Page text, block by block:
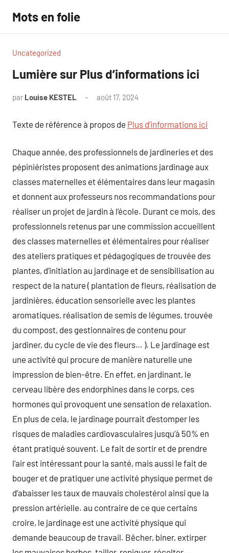
contenu
Mots en folie
Uncategorized
Lumière sur Plus d’informations ici
par Louise KESTEL août 17, 2024
Texte de référence à propos de Plus d’informations ici
Chaque année, des professionnels de jardineries et des
pépiniéristes proposent des animations jardinage aux
classes maternelles et élémentaires dans leur magasin
et donnent aux professeurs nos recommandations pour
réaliser un projet de jardin à l’école. Durant ce mois, des
professionnels retenus par une commission accueillent
des classes maternelles et élémentaires pour réaliser
des ateliers pratiques et pédagogiques de trouvée des
plantes, d’initiation au jardinage et de sensibilisation au
respect de la nature ( plantation de fleurs, réalisation de
jardinières, éducation sensorielle avec les plantes
aromatiques, réalisation de semis de légumes, trouvée
du compost, des gestionnaires de contenu pour
jardiner, du cycle de vie des fleurs… ). Le jardinage est
une activité qui procure de manière naturelle une
impression de bien-être. En effet, en jardinant, le
cerveau libère des endorphines dans le corps, ces
hormones qui provoquent une sensation de relaxation.
En plus de cela, le jardinage pourrait d’estomper les
risques de maladies cardiovasculaires jusqu’à 50% en
étant pratiqué souvent. Le fait de sortir et de prendre
l’air est intéressant pour la santé, mais aussi le fait de
bouger et de pratiquer une activité physique permet de
d’abaisser les taux de mauvais cholestérol ainsi que la
pression artérielle. au contraire de ce que certains
croire, le jardinage est une activité physique qui
demande beaucoup de travail. Bêcher, biner, extirper